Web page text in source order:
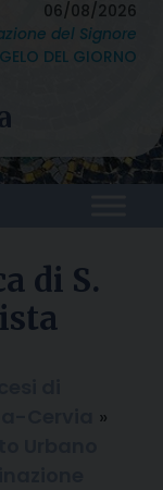
06/08/2026
del Signore
DEL GIORNO
di S.
»